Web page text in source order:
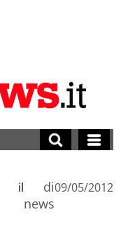
di
news
il 09/05/2012